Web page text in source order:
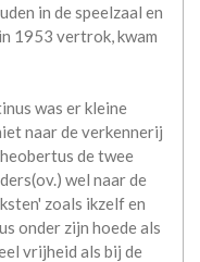
in de speelzaal en
1953 vertrok, kwam
was er kleine
naar de verkennerij
de twee
wel naar de
zoals ikzelf en
onder zijn hoede als
vrijheid als bij de